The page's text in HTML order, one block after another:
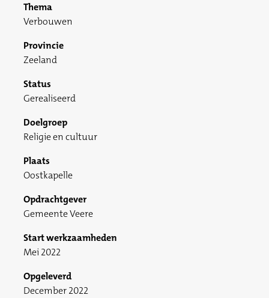
Thema
Verbouwen
Provincie
Zeeland
Status
Gerealiseerd
Doelgroep
Religie en cultuur
Plaats
Oostkapelle
Opdrachtgever
Gemeente Veere
Start werkzaamheden
Mei 2022
Opgeleverd
December 2022